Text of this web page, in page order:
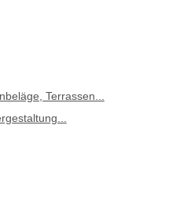
Terrassen...